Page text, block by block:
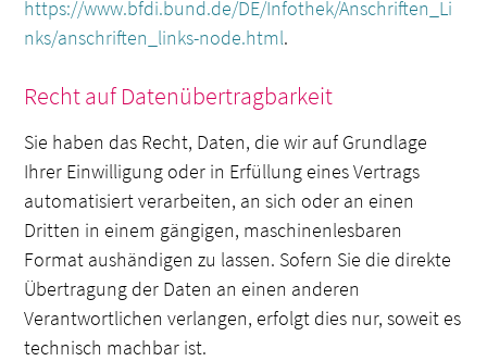
https://www.bfdi.bund.de/DE/Infothek/Anschriften_Li
nks/anschriften_links-node.html.
Recht auf Datenübertragbarkeit
Sie haben das Recht, Daten, die wir auf Grundlage
Ihrer Einwilligung oder in Erfüllung eines Vertrags
automatisiert verarbeiten, an sich oder an einen
Dritten in einem gängigen, maschinenlesbaren
Format aushändigen zu lassen. Sofern Sie die direkte
Übertragung der Daten an einen anderen
Verantwortlichen verlangen, erfolgt dies nur, soweit es
technisch machbar ist.